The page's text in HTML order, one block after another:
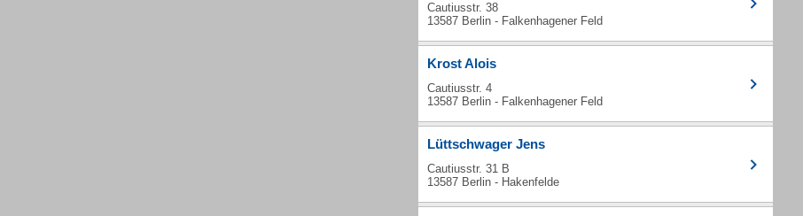
Cautiusstr. 38
13587 Berlin - Falkenhagener Feld
Krost Alois
Cautiusstr. 4
13587 Berlin - Falkenhagener Feld
Lüttschwager Jens
Cautiusstr. 31 B
13587 Berlin - Hakenfelde